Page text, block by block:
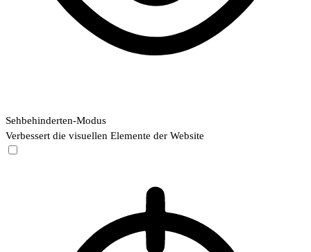
Sehbehinderten-Modus
Verbessert die visuellen Elemente der Website